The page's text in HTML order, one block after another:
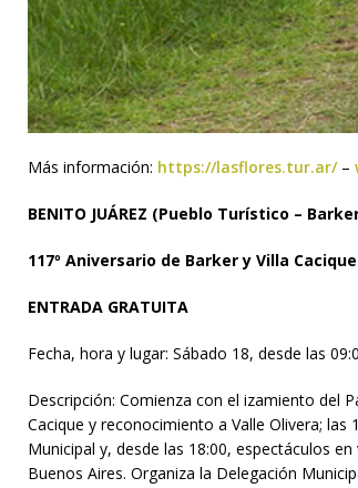
Más información: https://lasflores.tur.ar/–
BENITO JUÁREZ (Pueblo Turístico –
117º Aniversario de Barker y Villa Cacique
ENTRADA GRATUITA
Fecha, hora y lugar: Sábado 18, desde las
Descripción: Comienza con el izamiento del
Cacique y reconocimiento a Valle Olivera;
Municipal y, desde las 18:00, espectáculos
Buenos Aires. Organiza la Delegación